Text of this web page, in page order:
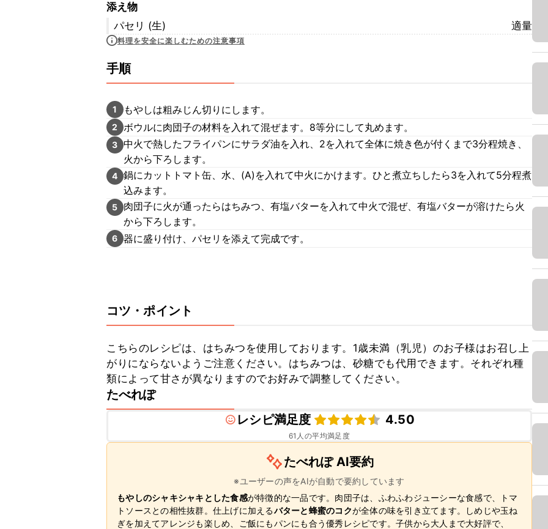
添え物
パセリ (生)
適量
料理を安全に楽しむための注意事項
手順
1 もやしは粗みじん切りにします。
2 ボウルに肉団子の材料を入れて混ぜます。8等分にして丸めます。
3 中火で熱したフライパンにサラダ油を入れ、2を入れて全体に焼き色が付くまで3分程焼き、
火から下ろします。
4 鍋にカットトマト缶、水、(A)を入れて中火にかけます。ひと煮立ちしたら3を入れて5分程煮
込みます。
5
肉団子に火が通ったらはちみつ、有塩バターを入れて中火で混ぜ、有塩バターが溶けたら火
から下ろします。
6 器に盛り付け、パセリを添えて完成です。
コツ・ポイント
こちらのレシピは、はちみつを使用しております。1歳未満（乳児）のお子様はお召し上
がりにならないようご注意ください。はちみつは、砂糖でも代用できます。それぞれ種
類によって甘さが異なりますのでお好みで調整してください。
たべれぽ
レシピ満足度
4.50
61 人の平均満足度
たべれぽ AI要約
※ユーザーの声をAIが自動で要約しています
もやしのシャキシャキとした食感が特徴的な一品です。肉団子は、ふわふわジューシーな食感で、トマ
トソースとの相性抜群。仕上げに加えるバターと蜂蜜のコクが全体の味を引き立てます。しめじや玉ね
ぎを加えてアレンジも楽しめ、ご飯にもパンにも合う優秀レシピです。子供から大人まで大好評で、